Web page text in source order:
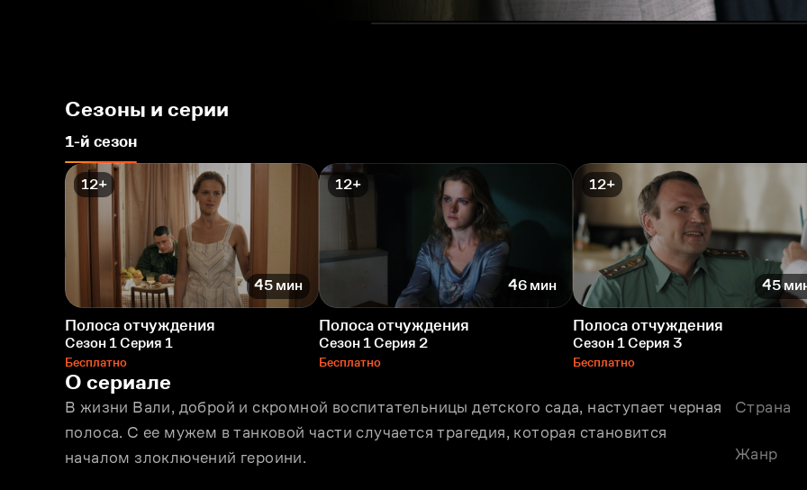
Сезоны и серии
1-й сезон
12+
45 мин
Полоса отчуждения
Сезон 1 Серия 1
Бесплатно
12+
46 мин
Полоса отчуждения
Сезон 1 Серия 2
Бесплатно
12+
45
Полоса отчуждения
Сезон 1 Серия 3
Бесплатно
О сериале
В жизни Вали, доброй и скромной воспитательницы детского сада, наступает черная
полоса. C ее мужем в танковой части случается трагедия, которая становится
началом злоключений героини.
Страна
Жанр